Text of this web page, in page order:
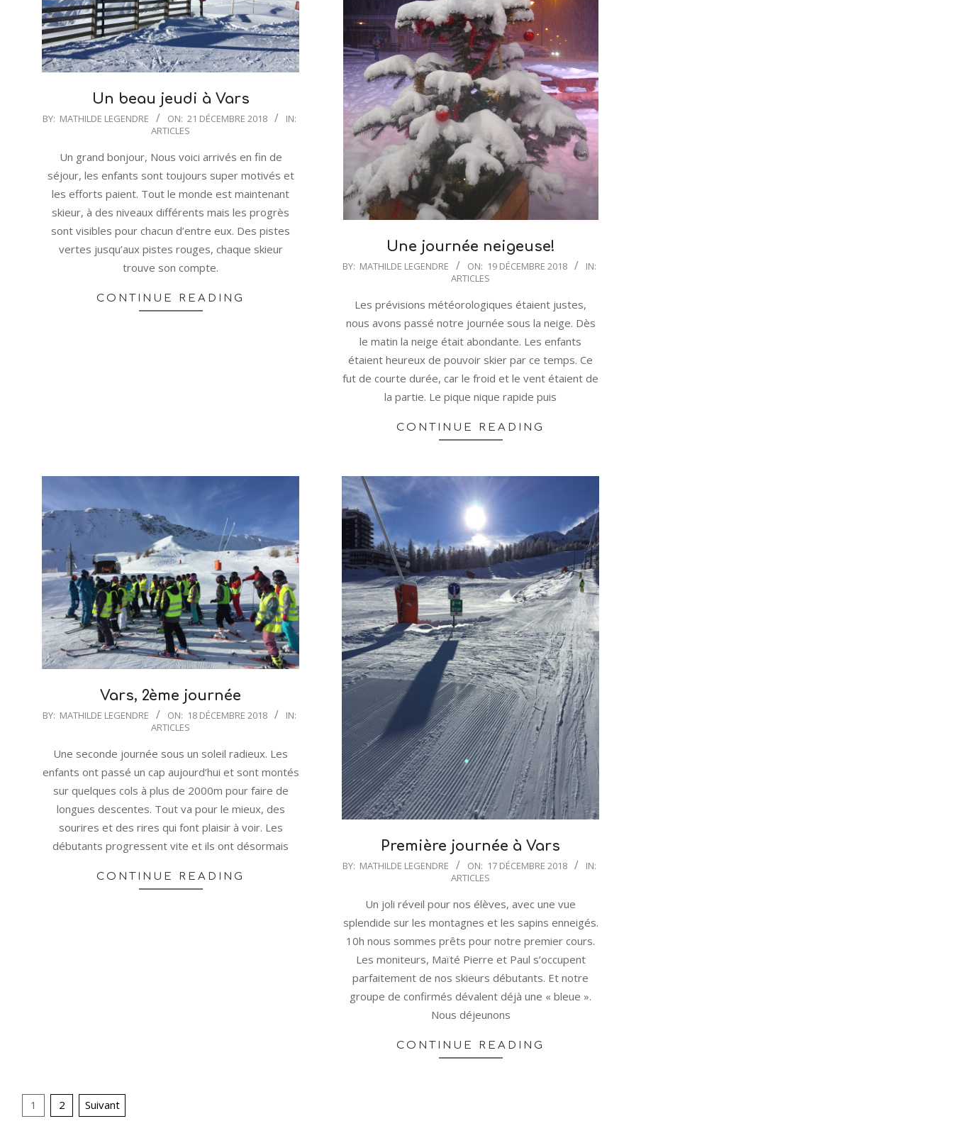
Un beau jeudi à Vars
2018-
BY: MATHILDE LEGENDRE ON: 21 DÉCEMBRE 2018
IN:
ARTICLES
Un grand bonjour, Nous voici arrivés en fin de
séjour, les enfants sont toujours super motivés et
les efforts paient. Tout le monde est maintenant
skieur, à des niveaux différents mais les progrès
sont visibles pour chacun d’entre eux. Des pistes
vertes jusqu’aux pistes rouges, chaque skieur
trouve son compte.
CONTINUE READING
Une journée neigeuse!
2018-
BY: MATHILDE LEGENDRE ON: 19 DÉCEMBRE 2018
IN:
ARTICLES
Les prévisions météorologiques étaient justes,
nous avons passé notre journée sous la neige. Dès
le matin la neige était abondante. Les enfants
étaient heureux de pouvoir skier par ce temps. Ce
fut de courte durée, car le froid et le vent étaient de
la partie. Le pique nique rapide puis
CONTINUE READING
Vars, 2ème journée
2018-
BY: MATHILDE LEGENDRE ON: 18 DÉCEMBRE 2018
IN:
ARTICLES
Une seconde journée sous un soleil radieux. Les
enfants ont passé un cap aujourd’hui et sont montés
sur quelques cols à plus de 2000m pour faire de
longues descentes. Tout va pour le mieux, des
sourires et des rires qui font plaisir à voir. Les
débutants progressent vite et ils ont désormais
CONTINUE READING
Première journée à Vars
2018-
BY: MATHILDE LEGENDRE ON: 17 DÉCEMBRE 2018
IN:
ARTICLES
Un joli réveil pour nos élèves, avec une vue
splendide sur les montagnes et les sapins enneigés.
10h nous sommes prêts pour notre premier cours.
Les moniteurs, Maïté Pierre et Paul s’occupent
parfaitement de nos skieurs débutants. Et notre
groupe de confirmés dévalent déjà une « bleue ».
Nous déjeunons
CONTINUE READING
Pagination
1 2 Suivant